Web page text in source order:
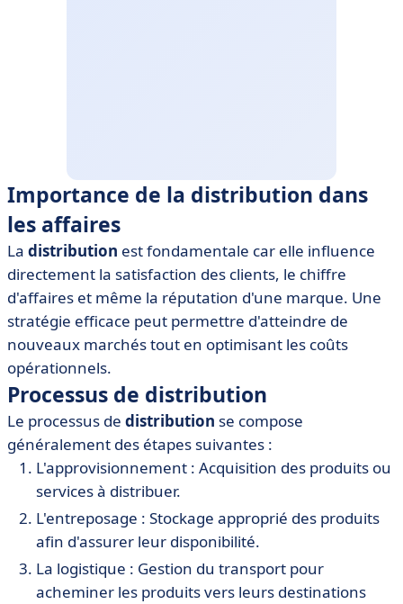
Importance de la distribution dans
les affaires
La distribution est fondamentale car elle influence
directement la satisfaction des clients, le chiffre
d'affaires et même la réputation d'une marque. Une
stratégie efficace peut permettre d'atteindre de
nouveaux marchés tout en optimisant les coûts
opérationnels.
Processus de distribution
Le processus de distribution se compose
généralement des étapes suivantes :
L'approvisionnement : Acquisition des produits ou
services à distribuer.
L'entreposage : Stockage approprié des produits
afin d'assurer leur disponibilité.
La logistique : Gestion du transport pour
acheminer les produits vers leurs destinations